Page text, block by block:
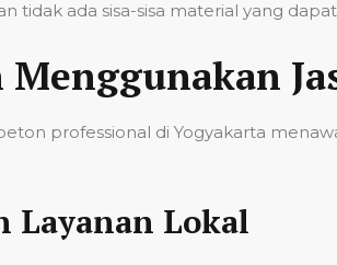
tidak ada sisa-sisa material yang
professional di Yogyakarta
Layanan Lokal